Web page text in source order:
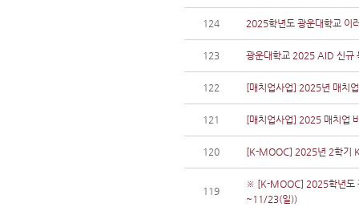
124 2025학년도 광운대학교 이
123 광운대학교 2025 AID 신규
122 [매치업사업] 2025년 매치
121 [매치업사업] 2025 매치업
120 [K-MOOC] 2025년 2학기
119
※ [K-MOOC] 2025학년도
~11/23(일))